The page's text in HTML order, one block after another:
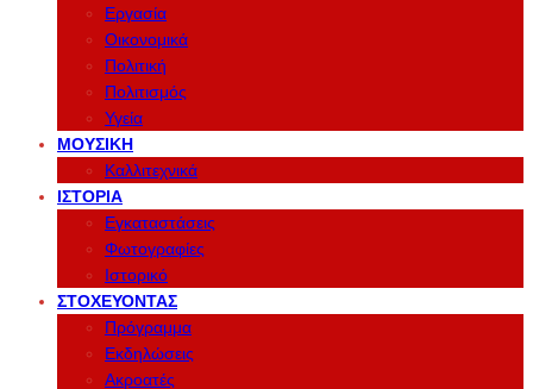
Εργασία
Οικονομικά
Πολιτική
Πολιτισμός
Υγεία
ΜΟΥΣΙΚΉ
Καλλιτεχνικά
ΙΣΤΟΡΊΑ
Εγκαταστάσεις
Φωτογραφίες
Ιστορικό
ΣΤΟΧΕΎΟΝΤΑΣ
Πρόγραμμα
Εκδηλώσεις
Ακροατές